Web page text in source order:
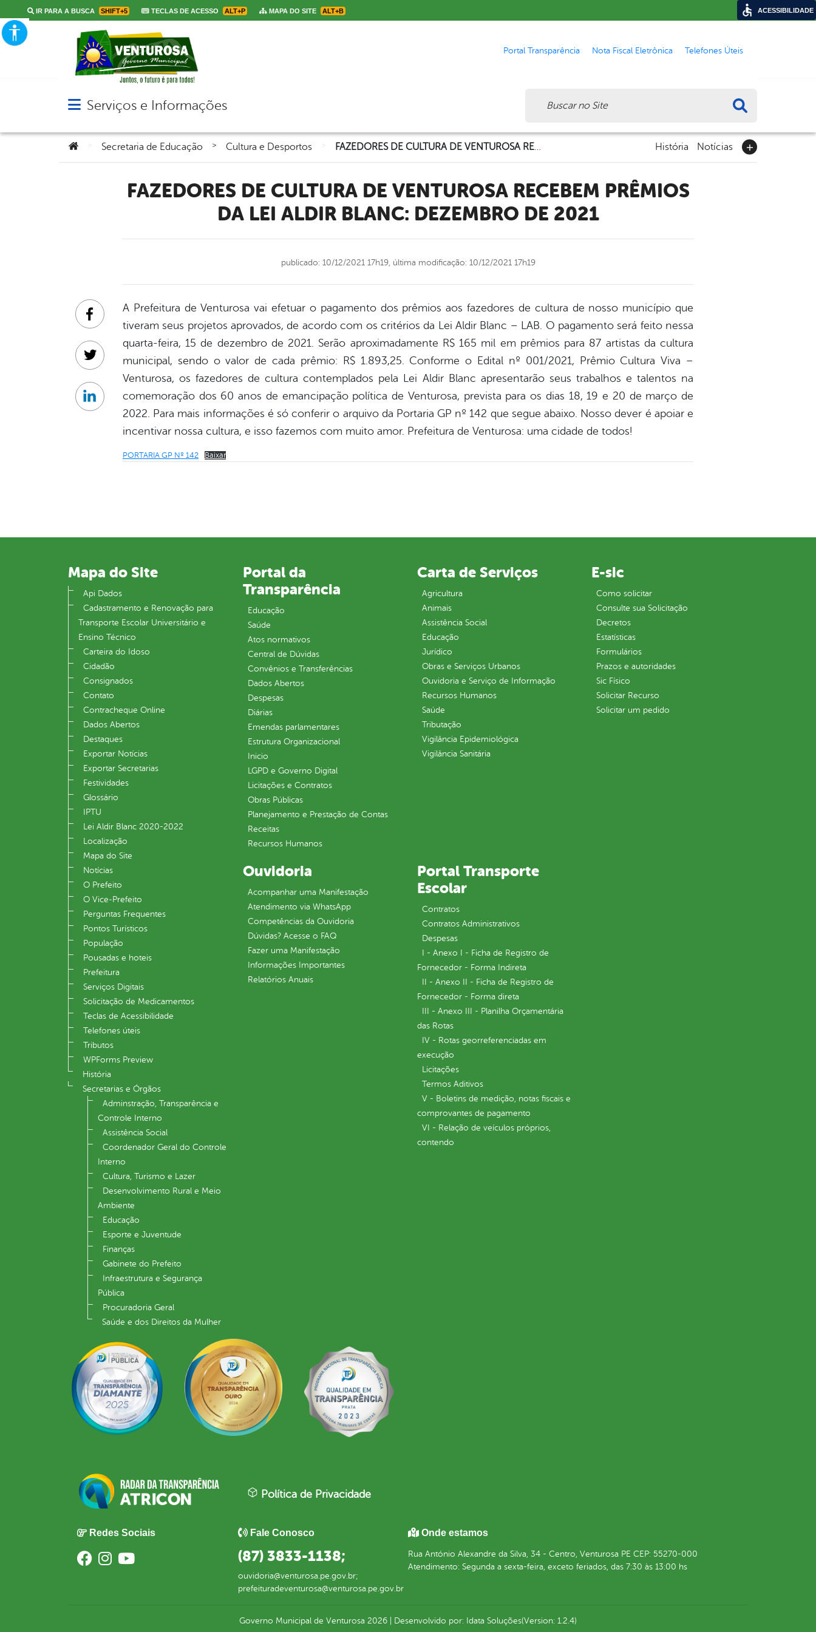
IR PARA A BUSCA SHIFT+5 TECLAS DE ACESSO ALT+P MAPA DO SITE ALT+B
Portal Transparência Nota Fiscal Eletrônica Telefones Úteis
Abrir menu principal de navegação
Serviços e Informações
Você está aqui:Secretaria de Educação > Cultura e Desportos FAZEDORES DE CULTURA DE VENTUROSA RECEBEM PRÊMIOS DA LEI ALDIR BLANC: DEZEMBRO DE 2021 História Notícias
FAZEDORES DE CULTURA DE VENTUROSA RECEBEM PRÊMIOS
DA LEI ALDIR BLANC: DEZEMBRO DE 2021
publicado: 10/12/2021 17h19, última modificação: 10/12/2021 17h19
A Prefeitura de Venturosa vai efetuar o pagamento dos prêmios aos fazedores de cultura de nosso município que
tiveram seus projetos aprovados, de acordo com os critérios da Lei Aldir Blanc – LAB. O pagamento será feito nessa
quarta-feira, 15 de dezembro de 2021. Serão aproximadamente R$ 165 mil em prêmios para 87 artistas da cultura
municipal, sendo o valor de cada prêmio: R$ 1.893,25. Conforme o Edital nº 001/2021, Prêmio Cultura Viva –
Venturosa, os fazedores de cultura contemplados pela Lei Aldir Blanc apresentarão seus trabalhos e talentos na
comemoração dos 60 anos de emancipação política de Venturosa, prevista para os dias 18, 19 e 20 de março de
2022. Para mais informações é só conferir o arquivo da Portaria GP nº 142 que segue abaixo. Nosso dever é apoiar e
incentivar nossa cultura, e isso fazemos com muito amor. Prefeitura de Venturosa: uma cidade de todos!
PORTARIA GP Nº 142 Baixar
Facebook
Twitter
Linkedin
Mapa do Site
Api Dados
Cadastramento e Renovação para
Transporte Escolar Universitário e
Ensino Técnico
Carteira do Idoso
Cidadão
Consignados
Contato
Contracheque Online
Dados Abertos
Destaques
Exportar Notícias
Exportar Secretarias
Festividades
Glossário
IPTU
Lei Aldir Blanc 2020-2022
Localização
Mapa do Site
Notícias
O Prefeito
O Vice‐Prefeito
Perguntas Frequentes
Pontos Turísticos
População
Pousadas e hoteis
Prefeitura
Serviços Digitais
Solicitação de Medicamentos
Teclas de Acessibilidade
Telefones úteis
Tributos
WPForms Preview
História
Secretarias e Órgãos
Adminstração, Transparência e
Controle Interno
Assistência Social
Coordenador Geral do Controle
Interno
Cultura, Turismo e Lazer
Desenvolvimento Rural e Meio
Ambiente
Educação
Esporte e Juventude
Finanças
Gabinete do Prefeito
Infraestrutura e Segurança
Pública
Procuradoria Geral
Saúde e dos Direitos da Mulher
Portal da
Transparência
Educação
Saúde
Atos normativos
Central de Dúvidas
Convênios e Transferências
Dados Abertos
Despesas
Diárias
Emendas parlamentares
Estrutura Organizacional
Inicio
LGPD e Governo Digital
Licitações e Contratos
Obras Públicas
Planejamento e Prestação de Contas
Receitas
Recursos Humanos
Carta de Serviços
Agricultura
Animais
Assistência Social
Educação
Jurídico
Obras e Serviços Urbanos
Ouvidoria e Serviço de Informação
Recursos Humanos
Saúde
Tributação
Vigilância Epidemiológica
Vigilância Sanitária
E-sic
Como solicitar
Consulte sua Solicitação
Decretos
Estatísticas
Formulários
Prazos e autoridades
Sic Físico
Solicitar Recurso
Solicitar um pedido
Ouvidoria
Acompanhar uma Manifestação
Atendimento via WhatsApp
Competências da Ouvidoria
Dúvidas? Acesse o FAQ
Fazer uma Manifestação
Informações Importantes
Relatórios Anuais
Portal Transporte
Escolar
Contratos
Contratos Administrativos
Despesas
I - Anexo I - Ficha de Registro de
Fornecedor - Forma Indireta
II - Anexo II - Ficha de Registro de
Fornecedor - Forma direta
III - Anexo III - Planilha Orçamentária
das Rotas
IV - Rotas georreferenciadas em
execução
Licitações
Termos Aditivos
V - Boletins de medição, notas fiscais e
comprovantes de pagamento
VI - Relação de veículos próprios,
contendo
Política de Privacidade
Redes Sociais Fale Conosco
(87) 3833-1138;
ouvidoria@venturosa.pe.gov.br;
prefeituradeventurosa@venturosa.pe.gov.br
Onde estamos
Rua António Alexandre da Silva, 34 - Centro, Venturosa PE CEP: 55270-000
Atendimento: Segunda a sexta-feira, exceto feriados, das 7:30 às 13:00 hs
Governo Municipal de Venturosa 2026 Desenvolvido por: Idata Soluções(Version: 1.2.4)
ACESSIBILIDADE